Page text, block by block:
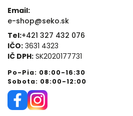
Email:
e-shop@seko.sk
Tel:+421 327 432 076
IČO: 3631 4323
IČ DPH: SK2020177731
Po-Pia: 08:00-16:30
Sobota: 08:00-12:00